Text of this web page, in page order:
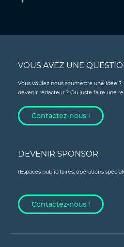
VOUS AVEZ UNE
Vous voulez nous soumettre une idée ?
devenir rédacteur ? Ou juste faire une
Contactez-nous !
DEVENIR SPONSOR
(Espaces publicitaires, opérations
Contactez-nous !